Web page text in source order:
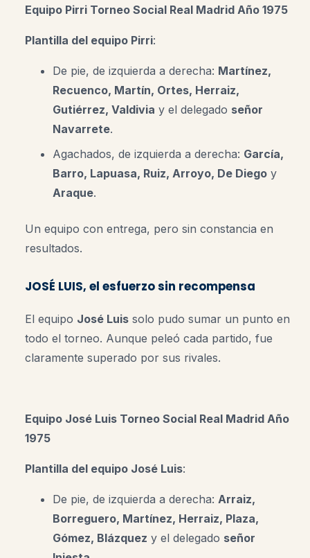
Equipo Pirri Torneo Social Real Madrid Año 1975
Plantilla del equipo Pirri:
De pie, de izquierda a derecha: Martínez,
Recuenco, Martín, Ortes, Herraiz,
Gutiérrez, Valdivia y el delegado señor
Navarrete.
Agachados, de izquierda a derecha: García,
Barro, Lapuasa, Ruiz, Arroyo, De Diego y
Araque.
Un equipo con entrega, pero sin constancia en
resultados.
JOSÉ LUIS, el esfuerzo sin recompensa
El equipo José Luis solo pudo sumar un punto en
todo el torneo. Aunque peleó cada partido, fue
claramente superado por sus rivales.
Equipo José Luis Torneo Social Real Madrid Año
1975
Plantilla del equipo José Luis:
De pie, de izquierda a derecha: Arraiz,
Borreguero, Martínez, Herraiz, Plaza,
Gómez, Blázquez y el delegado señor